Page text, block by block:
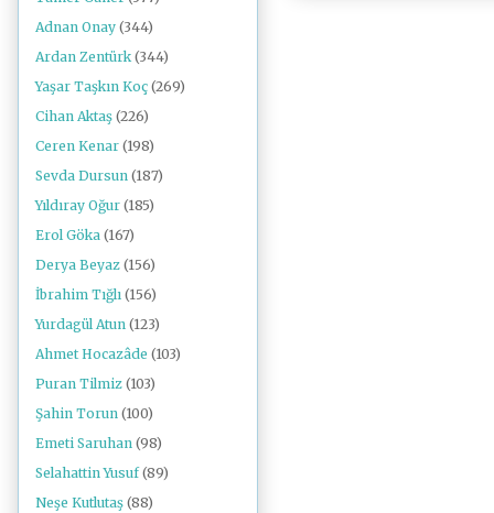
Adnan Onay (344)
Ardan Zentürk (344)
Yaşar Taşkın Koç (269)
Cihan Aktaş (226)
Ceren Kenar (198)
Sevda Dursun (187)
Yıldıray Oğur (185)
Erol Göka (167)
Derya Beyaz (156)
İbrahim Tığlı (156)
Yurdagül Atun (123)
Ahmet Hocazâde (103)
Puran Tilmiz (103)
Şahin Torun (100)
Emeti Saruhan (98)
Selahattin Yusuf (89)
Neşe Kutlutaş (88)